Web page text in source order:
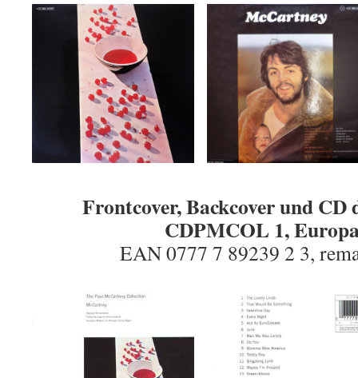
Frontcover, Backcover und CD
CDPMCOL 1,
EAN 0777 7 89239 2 3,